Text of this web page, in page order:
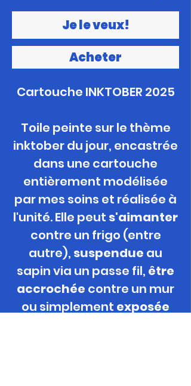
Je le veux!
Acheter
Cartouche INKTOBER 2025
Toile peinte sur le thème
inktober du jour, encastrée
dans une cartouche
entièrement modélisée
par mes soins et réalisée à
l'unité. Elle peut s'aimanter
contre un frigo (entre
autre), suspendue au
sapin via un passe fil, être
accrochée contre un mur
ou simplement exposée